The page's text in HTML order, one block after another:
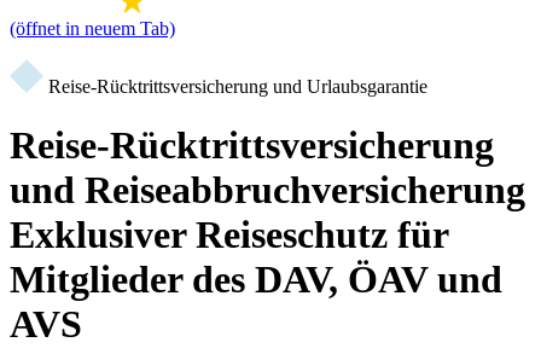
(öffnet in neuem Tab)
Reise-Rücktrittsversicherung und Urlaubsgarantie
Reise-Rücktrittsversicherung
und Reiseabbruchversicherung
Exklusiver Reiseschutz für
Mitglieder des DAV, ÖAV und
AVS